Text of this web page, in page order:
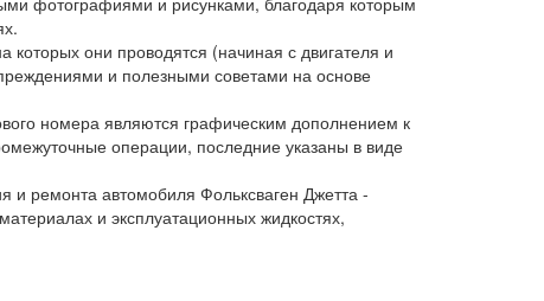
они проводятся (начиная с двигателя и
и полезными советами на основе
номера являются графическим дополнением к
операции, последние указаны в виде
и ремонта автомобиля Фольксваген Джетта -
и эксплуатационных жидкостях,